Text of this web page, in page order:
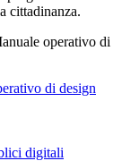
cittadinanza.
operativo di
di design
digitali